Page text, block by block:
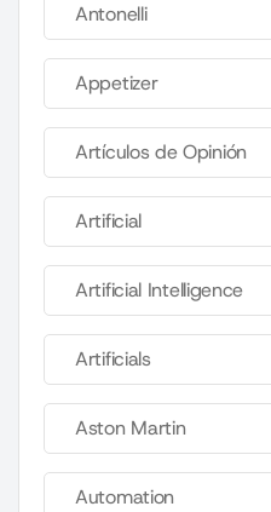
Antonelli
Appetizer
Artículos de Opinión
Artificial
Artificial Intelligence
Artificials
Aston Martin
Automation